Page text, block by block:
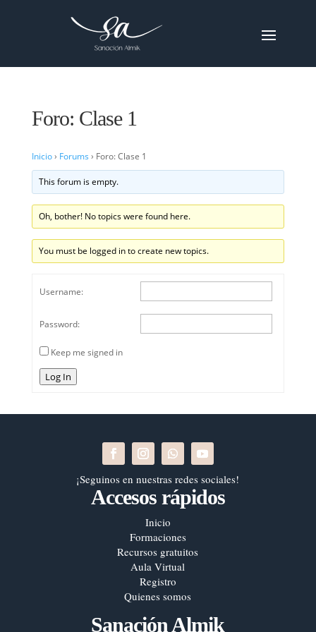
Foro: Clase 1
Inicio› Forums › Foro: Clase 1
This forum is empty.
Oh, bother! No topics were found here.
You must be logged in to create new topics.
Username:
Password:
Keep me signed in
Log In
¡Seguinos en nuestras redes sociales!
Accesos rápidos
Inicio
Formaciones
Recursos gratuitos
Aula Virtual
Registro
Quienes somos
Sanación Almik